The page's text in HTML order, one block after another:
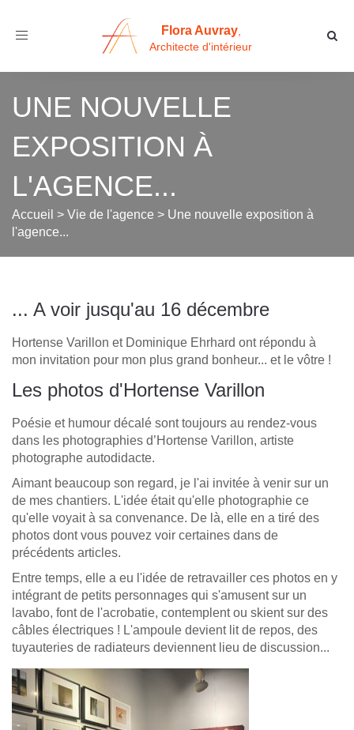
Toggle
Flora Auvray,
Architecte d'intérieur
UNE NOUVELLE
EXPOSITION À
L'AGENCE...
Accueil > Vie de l'agence > Une nouvelle exposition à
l'agence...
... A voir jusqu'au 16 décembre
Hortense Varillon et Dominique Ehrhard ont répondu à
mon invitation pour mon plus grand bonheur... et le vôtre !
Les photos d'Hortense Varillon
Poésie et humour décalé sont toujours au rendez-vous
dans les photographies d’Hortense Varillon, artiste
photographe autodidacte.
Aimant beaucoup son regard, je l'ai invitée à venir sur un
de mes chantiers. L'idée était qu'elle photographie ce
qu'elle voyait à sa convenance. De là, elle en a tiré des
photos dont vous pouvez voir certaines dans de
précédents articles.
Entre temps, elle a eu l'idée de retravailler ces photos en y
intégrant de petits personnages qui s'amusent sur un
lavabo, font de l'acrobatie, contemplent ou skient sur des
câbles électriques ! L'ampoule devient lit de repos, des
tuyauteries de radiateurs deviennent lieu de discussion...